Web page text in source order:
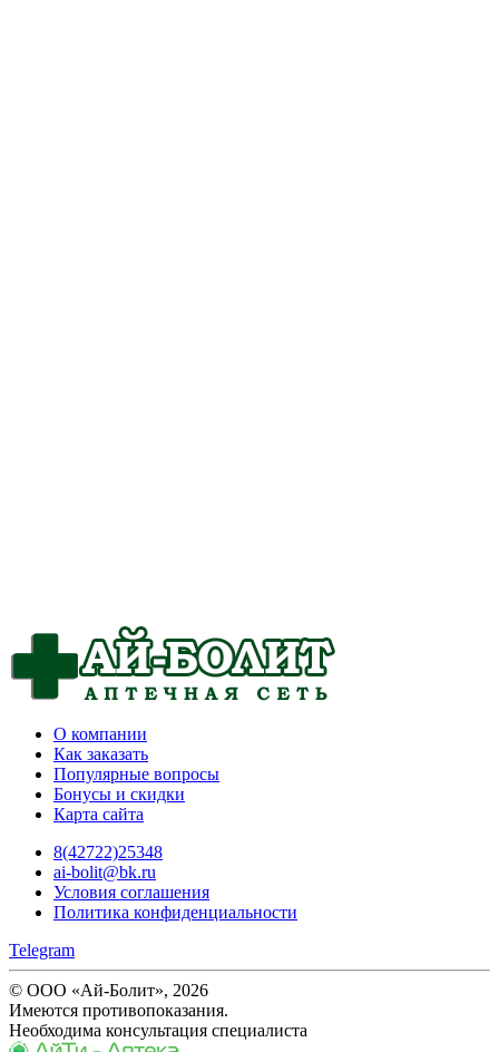
О компании
Как заказать
Популярные вопросы
Бонусы и скидки
Карта сайта
8(42722)25348
ai-bolit@bk.ru
Условия соглашения
Политика конфиденциальности
Telegram
© ООО «Ай-Болит», 2026
Имеются противопоказания.
Необходима консультация специалиста